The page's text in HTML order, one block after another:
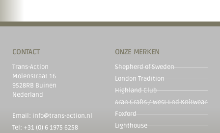
CONTACT
Trans-Action
Molenstraat 16
9528RB Buinen
Nederland
Email: info@trans-action.nl
Tel: +31 (0) 6 1975 6258
ONZE MERKEN
Shepherd of Sweden
London Tradition
Highland Club
Aran Crafts / West End Knitwear
Foxford
Lighthouse